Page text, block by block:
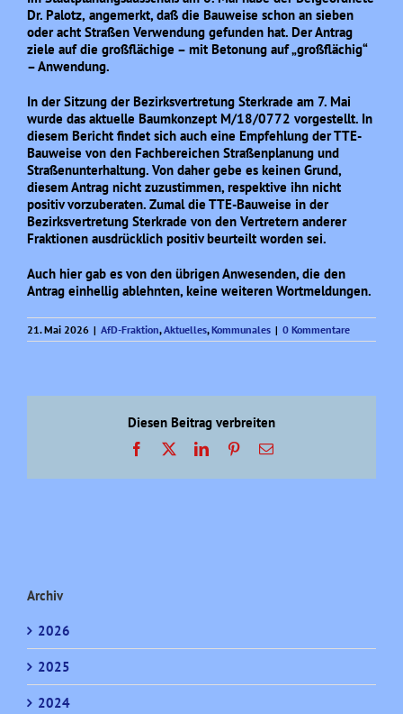
Dr. Palotz, angemerkt, daß die Bauweise schon an sieben
oder acht Straßen Verwendung gefunden hat. Der Antrag
ziele auf die großflächige – mit Betonung auf „großflächig“
– Anwendung.
In der Sitzung der Bezirksvertretung Sterkrade am 7. Mai
wurde das aktuelle Baumkonzept M/18/0772 vorgestellt. In
diesem Bericht findet sich auch eine Empfehlung der TTE-
Bauweise von den Fachbereichen Straßenplanung und
Straßenunterhaltung. Von daher gebe es keinen Grund,
diesem Antrag nicht zuzustimmen, respektive ihn nicht
positiv vorzuberaten. Zumal die TTE-Bauweise in der
Bezirksvertretung Sterkrade von den Vertretern anderer
Fraktionen ausdrücklich positiv beurteilt worden sei.
Auch hier gab es von den übrigen Anwesenden, die den
Antrag einhellig ablehnten, keine weiteren Wortmeldungen.
21. Mai 2026 | AfD-Fraktion,Aktuelles,Kommunales | 0 Kommentare
Diesen Beitrag verbreiten
Facebook LinkedInPinterest
E-
Archiv
2026
2025
2024